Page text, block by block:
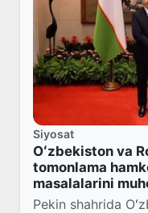
Siyosat
Oʻzbekiston va
tomonlama
masalalarini
Pekin shahrida